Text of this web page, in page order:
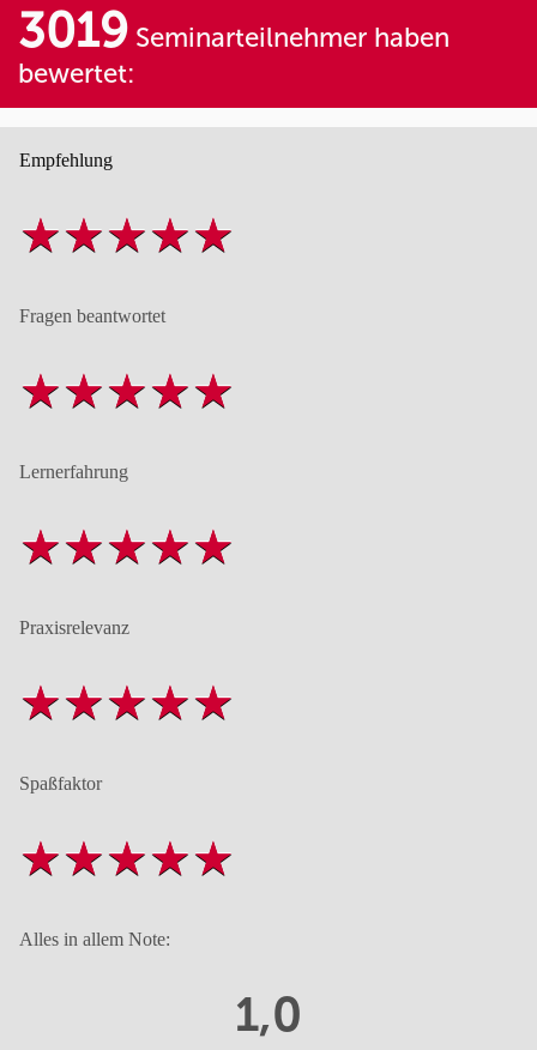
3019 Seminarteilnehmer haben
bewertet:
Empfehlung
Fragen beantwortet
Lernerfahrung
Praxisrelevanz
Spaßfaktor
Alles in allem Note:
1,0